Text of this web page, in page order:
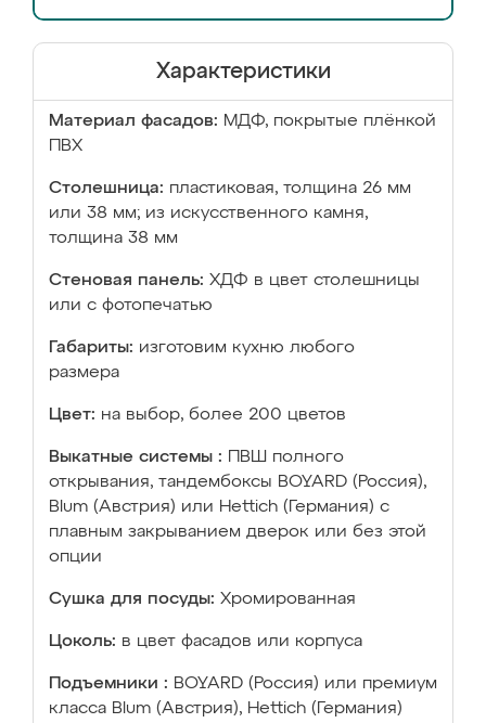
Характеристики
Материал фасадов: МДФ, покрытые плёнкой
ПВХ
Столешница: пластиковая, толщина 26 мм
или 38 мм; из искусственного камня,
толщина 38 мм
Стеновая панель: ХДФ в цвет столешницы
или с фотопечатью
Габариты: изготовим кухню любого
размера
Цвет: на выбор, более 200 цветов
Выкатные системы :
ПВШ полного
открывания, тандембоксы BOYARD (Россия),
Blum (Австрия) или Hettich (Германия) с
плавным закрыванием дверок или без этой
опции
Сушка для посуды: Хромированная
Цоколь: в цвет фасадов или корпуса
Подъемники : BOYARD (Россия) или премиум
класса Blum (Австрия), Hettich (Германия)